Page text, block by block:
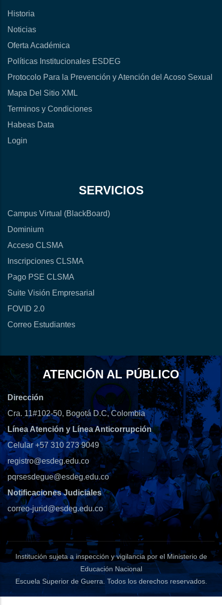
Historia
Noticias
Oferta Académica
Políticas Institucionales ESDEG
Protocolo Para la Prevención y Atención del Acoso Sexual
Mapa Del Sitio XML
Terminos y Condiciones
Habeas Data
Login
SERVICIOS
Campus Virtual (BlackBoard)
Dominium
Acceso CLSMA
Inscripciones CLSMA
Pago PSE CLSMA
Suite Visión Empresarial
FOVID 2.0
Correo Estudiantes
ATENCIÓN AL PÚBLICO
Dirección
Cra. 11#102-50, Bogotá D.C, Colombia
Línea Atención y Línea Anticorrupción
Celular +57 310 273 9049
registro@esdeg.edu.co
pqrsesdegue@esdeg.edu.co
Notificaciones Judiciales
correo-jurid@esdeg.edu.co
Institución sujeta a inspección y vigilancia por el Ministerio de
Educación Nacional
Escuela Superior de Guerra. Todos los derechos reservados.